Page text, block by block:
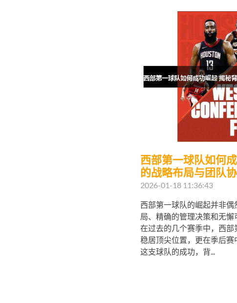
西部第一球队如何
的战略布局与团队
2026-01-18 11:36:43
西部第一球队的崛起并非
局、精确的管理决策和无懈
在过去的几个赛季中，西
稳居顶尖位置，更在季后赛
这支球队的成功，背...